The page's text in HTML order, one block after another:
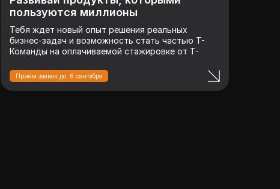
пользуются миллионы
Тебя ждет новый опыт решения реальных
бизнес-задач и возможность стать частью Т-
Команды на оплачиваемой стажировке от Т-
Приём заявок до: 6 сентября